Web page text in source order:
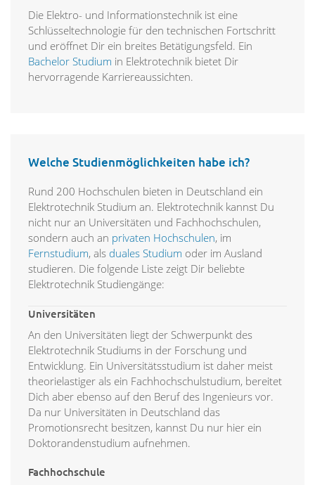
Die Elektro- und Informationstechnik ist eine
Schlüsseltechnologie für den technischen Fortschritt
und eröffnet Dir ein breites Betätigungsfeld. Ein
Bachelor Studium in Elektrotechnik bietet Dir
hervorragende Karriereaussichten.
Welche Studienmöglichkeiten habe ich?
Rund 200 Hochschulen bieten in Deutschland ein
Elektrotechnik Studium an. Elektrotechnik kannst Du
nicht nur an Universitäten und Fachhochschulen,
sondern auch an privaten Hochschulen, im
Fernstudium, als duales Studium oder im Ausland
studieren. Die folgende Liste zeigt Dir beliebte
Elektrotechnik Studiengänge:
Universitäten
An den Universitäten liegt der Schwerpunkt des
Elektrotechnik Studiums in der Forschung und
Entwicklung. Ein Universitätsstudium ist daher meist
theorielastiger als ein Fachhochschulstudium, bereitet
Dich aber ebenso auf den Beruf des Ingenieurs vor.
Da nur Universitäten in Deutschland das
Promotionsrecht besitzen, kannst Du nur hier ein
Doktorandenstudium aufnehmen.
Fachhochschule